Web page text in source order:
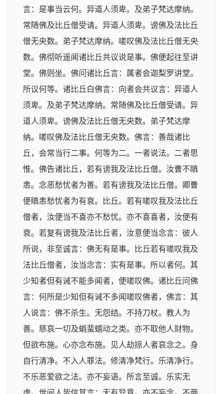
言：是事当云何。异道人须卑。及弟子梵达摩纳。
常随佛及比丘僧受请。异道人须卑。谤佛及法比丘
僧无央数。弟子梵达摩纳。嗟叹佛及法比丘僧无央
数。佛彻听遥闻诸比丘共议说是事。佛便起往至讲
堂。佛则坐。佛问诸比丘言：属者会迦梨罗讲堂。
所议何等。诸比丘白佛言：向者会共议言：异道人
须卑。及弟子梵达摩纳。常随佛及比丘僧受请。异
道人须卑。谤佛及法比丘僧无央数。弟子梵达摩
纳。嗟叹佛及法比丘僧无央数。佛言：善哉诸比
丘，会常当行二事。何等为二。一者说法。二者思
惟。佛告诸比丘，若有谤我及法比丘僧。汝曹不瞋
恚。念恶愁忧者为善。若有谤我及法比丘僧。卿曹
便瞋恚愁忧者为有衰。比丘。若有嗟叹我及法比丘
僧者，汝便当不喜亦不愁忧。亦不喜喜者，汝便有
衰。若复有谤我及法比丘者，汝意便当念言：彼人
所说，非至诚言：佛无有是事。比丘若有嗟叹我及
法比丘僧者，汝当念言：实有是事。所以者何。其
少知者但有诫不能多闻者，便嗟叹佛。诸比丘问佛
言：何所是少知但有诫不多闻嗟叹佛者，佛言：其
人说言：佛不杀生。无怨结。不持刀杖。教人为
善。慈哀一切及蜎蜚蠕动之类。亦不取他人财物。
但欲布施。心亦念布施。见人劫掠人者哀念之。身
自行清净。不入人罪法。修清净梵行。乐清净行。
不乐恶爱欲之法。亦不妄语。所言至诚。乐实无